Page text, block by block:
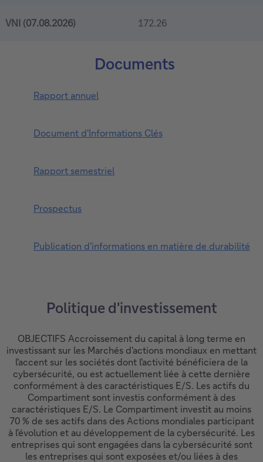
VNI (07.08.2026) 172.26
Documents
Rapport annuel
Document d'Informations Clés
Rapport semestriel
Prospectus
Publication d'informations en matière de durabilité
Politique d'investissement
OBJECTIFS Accroissement du capital à long terme en
investissant sur les Marchés d'actions mondiaux en mettant
l'accent sur les sociétés dont l'activité bénéficiera de la
cybersécurité, ou est actuellement liée à cette dernière
conformément à des caractéristiques E/S. Les actifs du
Compartiment sont investis conformément à des
caractéristiques E/S. Le Compartiment investit au moins
70 % de ses actifs dans des Actions mondiales participant
à l'évolution et au développement de la cybersécurité. Les
entreprises qui sont engagées dans la cybersécurité sont
les entreprises qui sont exposées et/ou liées à des